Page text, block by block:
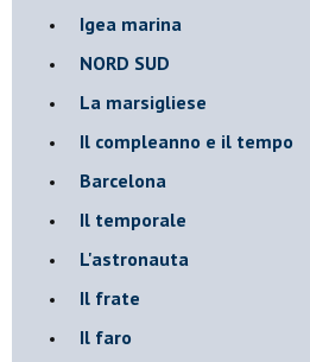
Igea marina
​NORD SUD
La marsigliese
Il compleanno e il tempo
Barcelona
Il temporale
L'astronauta
Il frate
Il faro